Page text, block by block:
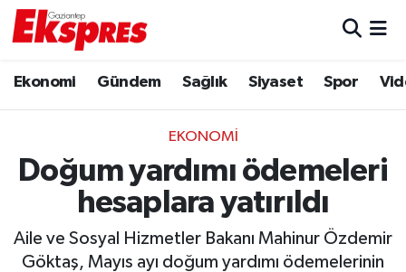
Ekonomi Gündem Sağlık Siyaset Spor
EKONOMI
Doğum yardımı ödemeleri
hesaplara yatırıldı
Aile ve Sosyal Hizmetler Bakanı Mahinur Özdemir
Göktaş, Mayıs ayı doğum yardımı ödemelerinin
Ekonomi
Gaziantep son dakika
Genel
Gündem
Trafik Durumu
Puan Durumu ve Fikstür
Tüm Manşetler
Son Dakika Haberleri